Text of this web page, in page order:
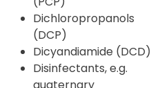
Dichloropropanols
(DCP)
Dicyandiamide (DCD)
Disinfectants, e.g.